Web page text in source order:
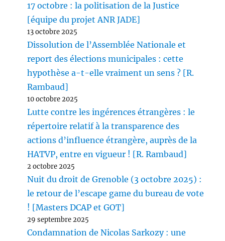
17 octobre : la politisation de la Justice
[équipe du projet ANR JADE]
13 octobre 2025
Dissolution de l’Assemblée Nationale et
report des élections municipales : cette
hypothèse a-t-elle vraiment un sens ? [R.
Rambaud]
10 octobre 2025
Lutte contre les ingérences étrangères : le
répertoire relatif à la transparence des
actions d’influence étrangère, auprès de la
HATVP, entre en vigueur ! [R. Rambaud]
2 octobre 2025
Nuit du droit de Grenoble (3 octobre 2025) :
le retour de l’escape game du bureau de vote
! [Masters DCAP et GOT]
29 septembre 2025
Condamnation de Nicolas Sarkozy : une